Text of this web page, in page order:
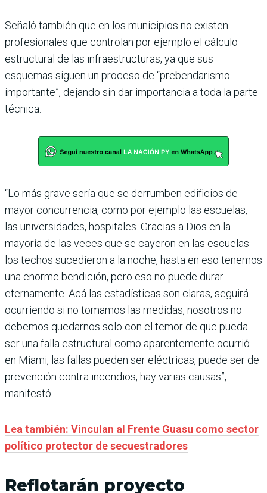
Señaló también que en los municipios no existen
profesionales que controlan por ejemplo el cálculo
estructural de las infraestructuras, ya que sus
esquemas siguen un proceso de “prebendarismo
importante”, dejando sin dar importancia a toda la parte
técnica.
“Lo más grave sería que se derrumben edificios de
mayor concurrencia, como por ejemplo las escuelas,
las universidades, hospitales. Gracias a Dios en la
mayoría de las veces que se cayeron en las escuelas
los techos sucedieron a la noche, hasta en eso tenemos
una enorme bendición, pero eso no puede durar
eternamente. Acá las estadísticas son claras, seguirá
ocurriendo si no tomamos las medidas, nosotros no
debemos quedarnos solo con el temor de que pueda
ser una falla estructural como aparentemente ocurrió
en Miami, las fallas pueden ser eléctricas, puede ser de
prevención contra incendios, hay varias causas”,
manifestó.
Lea también: Vinculan al Frente Guasu como sector
político protector de secuestradores
Reflotarán proyecto